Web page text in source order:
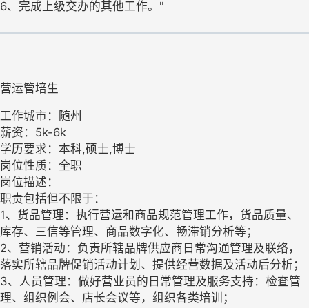
6、完成上级交办的其他工作。"
营运管培生
工作城市：随州
薪资：5k-6k
学历要求：本科,硕士,博士
岗位性质：全职
岗位描述：
职责包括但不限于：
1、货品管理：执行营运和商品规范管理工作，货品质量、
库存、三信等管理、商品数字化、畅滞销分析等；
2、营销活动：负责所辖品牌供应商日常沟通管理及联络，
落实所辖品牌促销活动计划、提供经营数据及活动后分析；
3、人员管理：做好营业员的日常管理及服务支持：检查管
理、组织例会、店长会议等，组织各类培训；